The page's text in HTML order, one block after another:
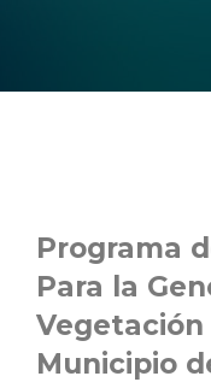
Programa
Para la
Vegetación
Municipio